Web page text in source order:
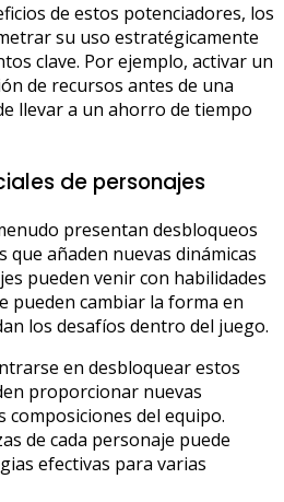
de estos potenciadores, los
su uso estratégicamente
clave. Por ejemplo, activar un
de recursos antes de una
llevar a un ahorro de tiempo
de personajes
presentan desbloqueos
que añaden nuevas dinámicas
pueden venir con habilidades
pueden cambiar la forma en
los desafíos dentro del juego.
en desbloquear estos
proporcionar nuevas
del equipo.
de cada personaje puede
efectivas para varias